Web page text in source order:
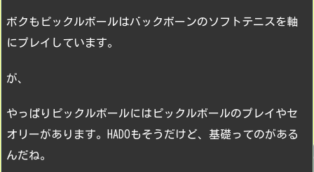
ボクもピックルボールはバックボーンのソフトテニスを軸
にプレイしています。
が、
やっぱりピックルボールにはピックルボールのプレイやセ
オリーがあります。HADOもそうだけど、基礎ってのがある
んだね。